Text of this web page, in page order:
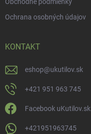
Ochrana osobných údajov
KONTAKT
eshop@ukutilov.sk
+421 951 963 745
Facebook uKutilov.sk
+421951963745